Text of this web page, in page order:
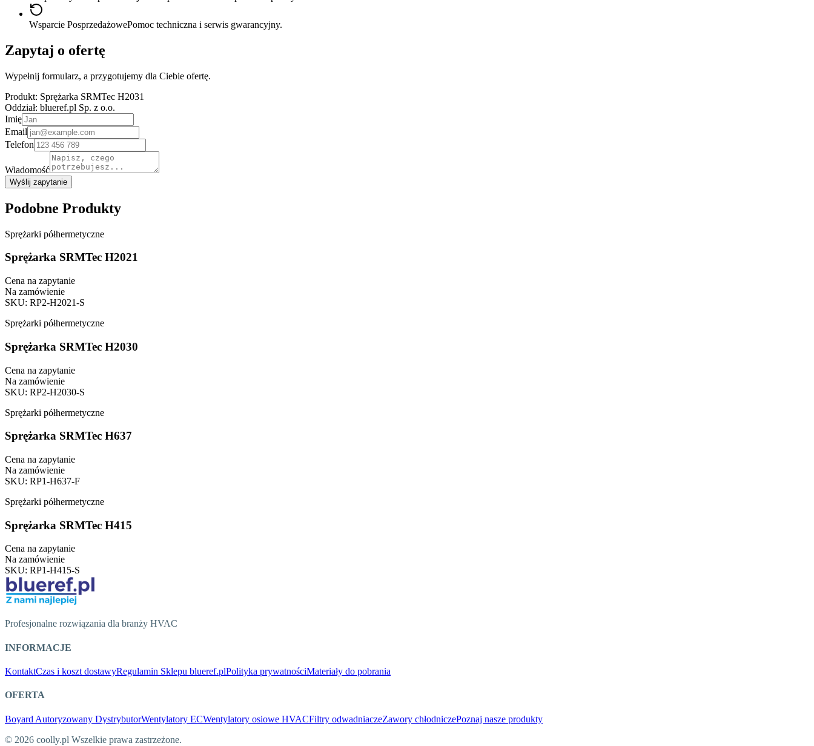
Wsparcie PosprzedażowePomoc techniczna i serwis gwarancyjny.
Zapytaj o ofertę
Wypełnij formularz, a przygotujemy dla Ciebie ofertę.
Produkt: Sprężarka SRMTec H2031
Oddział: blueref.pl Sp. z o.o.
Imię
Email
Telefon
Wiadomość
Wyślij zapytanie
Podobne Produkty
Sprężarki półhermetyczne
Sprężarka SRMTec H2021
Cena na zapytanie
Na zamówienie
SKU: RP2-H2021-S
Sprężarki półhermetyczne
Sprężarka SRMTec H2030
Cena na zapytanie
Na zamówienie
SKU: RP2-H2030-S
Sprężarki półhermetyczne
Sprężarka SRMTec H637
Cena na zapytanie
Na zamówienie
SKU: RP1-H637-F
Sprężarki półhermetyczne
Sprężarka SRMTec H415
Cena na zapytanie
Na zamówienie
SKU: RP1-H415-S
Profesjonalne rozwiązania dla branży HVAC
INFORMACJE
KontaktCzas i koszt dostawyRegulamin Sklepu blueref.plPolityka prywatnościMateriały do pobrania
OFERTA
Boyard Autoryzowany DystrybutorWentylatory ECWentylatory osiowe HVACFiltry odwadniaczeZawory chłodniczePoznaj nasze produkty
© 2026 coolly.pl Wszelkie prawa zastrzeżone.